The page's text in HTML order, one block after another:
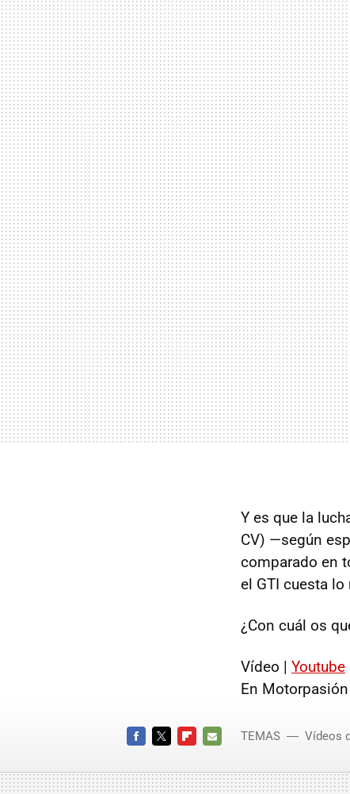
Y es que la
CV) —según
comparado en
el GTI cuesta lo
¿Con cuál os
Vídeo | Youtube
En Motorpasión
MAIL
TEMAS Vídeos